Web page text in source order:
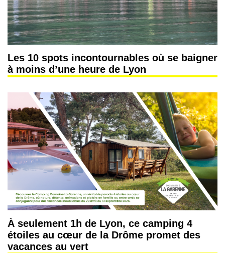
Les 10 spots incontournables où se baigner
à moins d’une heure de Lyon
À seulement 1h de Lyon, ce camping 4
étoiles au cœur de la Drôme promet des
vacances au vert